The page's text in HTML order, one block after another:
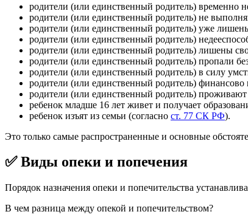
родители (или единственный родитель) временно
родители (или единственный родитель) не
родители (или единственный родитель) уже
родители (или единственный родитель)
родители (или единственный родитель) лишены
родители (или единственный родитель) пропали
родители (или единственный родитель) в силу
родители (или единственный родитель) финансово
родители (или единственный родитель)
ребенок младше 16 лет живет и получает
ребенок изъят из семьи (согласно ст. 77 СК РФ).
Это только самые распространенные и основные
✅ Виды опеки и попечения
Порядок назначения опеки и попечительства
В чем разница между опекой и попечительством?